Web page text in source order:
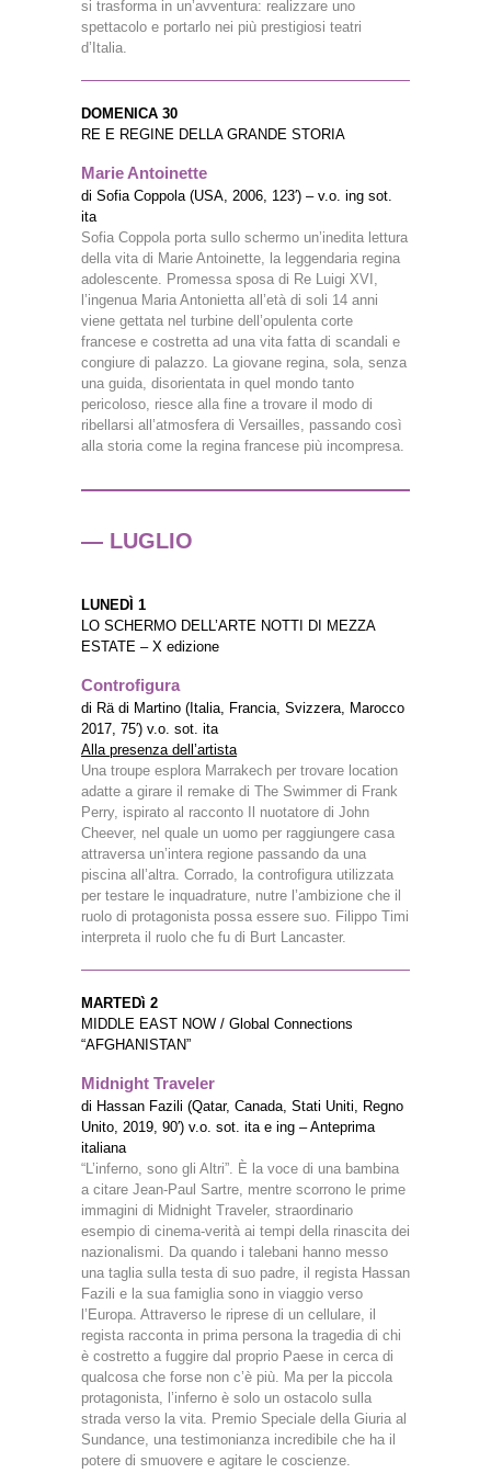
si trasforma in un’avventura: realizzare uno
spettacolo e portarlo nei più prestigiosi teatri
d’Italia.
DOMENICA 30
RE E REGINE DELLA GRANDE STORIA
Marie Antoinette
di Sofia Coppola (USA, 2006, 123′) – v.o. ing sot.
ita
Sofia Coppola porta sullo schermo un’inedita lettura
della vita di Marie Antoinette, la leggendaria regina
adolescente. Promessa sposa di Re Luigi XVI,
l’ingenua Maria Antonietta all’età di soli 14 anni
viene gettata nel turbine dell’opulenta corte
francese e costretta ad una vita fatta di scandali e
congiure di palazzo. La giovane regina, sola, senza
una guida, disorientata in quel mondo tanto
pericoloso, riesce alla fine a trovare il modo di
ribellarsi all’atmosfera di Versailles, passando così
alla storia come la regina francese più incompresa.
— LUGLIO
LUNEDÌ 1
LO SCHERMO DELL’ARTE NOTTI DI MEZZA
ESTATE – X edizione
Controfigura
di Rä di Martino (Italia, Francia, Svizzera, Marocco
2017, 75′) v.o. sot. ita
Alla presenza dell’artista
Una troupe esplora Marrakech per trovare location
adatte a girare il remake di The Swimmer di Frank
Perry, ispirato al racconto Il nuotatore di John
Cheever, nel quale un uomo per raggiungere casa
attraversa un’intera regione passando da una
piscina all’altra. Corrado, la controfigura utilizzata
per testare le inquadrature, nutre l’ambizione che il
ruolo di protagonista possa essere suo. Filippo Timi
interpreta il ruolo che fu di Burt Lancaster.
MARTEDì 2
MIDDLE EAST NOW / Global Connections
“AFGHANISTAN”
Midnight Traveler
di Hassan Fazili (Qatar, Canada, Stati Uniti, Regno
Unito, 2019, 90′) v.o. sot. ita e ing – Anteprima
italiana
“L’inferno, sono gli Altri”. È la voce di una bambina
a citare Jean-Paul Sartre, mentre scorrono le prime
immagini di Midnight Traveler, straordinario
esempio di cinema-verità ai tempi della rinascita dei
nazionalismi. Da quando i talebani hanno messo
una taglia sulla testa di suo padre, il regista Hassan
Fazili e la sua famiglia sono in viaggio verso
l’Europa. Attraverso le riprese di un cellulare, il
regista racconta in prima persona la tragedia di chi
è costretto a fuggire dal proprio Paese in cerca di
qualcosa che forse non c’è più. Ma per la piccola
protagonista, l’inferno è solo un ostacolo sulla
strada verso la vita. Premio Speciale della Giuria al
Sundance, una testimonianza incredibile che ha il
potere di smuovere e agitare le coscienze.